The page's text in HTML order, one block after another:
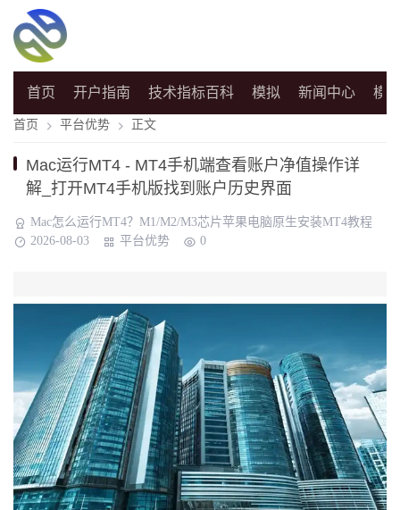
首页 开户指南 技术指标百科 模拟 新闻中心 模
首页 平台优势 正文
Mac运行MT4 - MT4手机端查看账户净值操作详
解_打开MT4手机版找到账户历史界面
Mac怎么运行MT4？M1/M2/M3芯片苹果电脑原生安装MT4教程
2026-08-03
平台优势 0